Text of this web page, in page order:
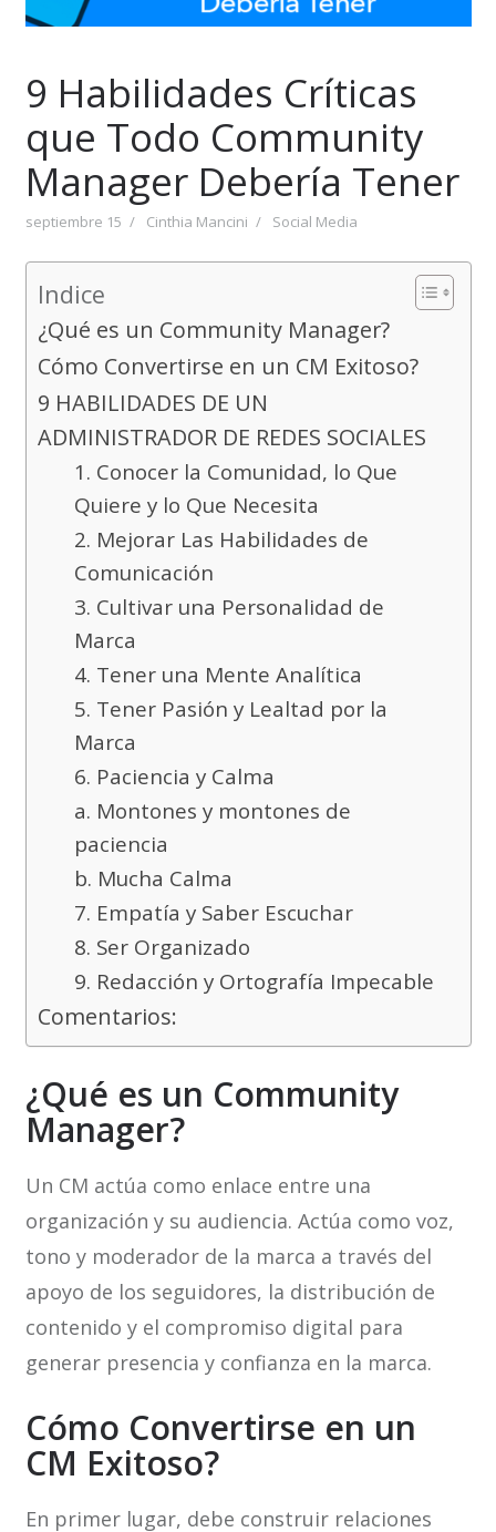
9 Habilidades Críticas
que Todo Community
Manager Debería Tener
septiembre 15 Cinthia Mancini Social Media
Indice
¿Qué es un Community Manager?
Cómo Convertirse en un CM Exitoso?
9 HABILIDADES DE UN
ADMINISTRADOR DE REDES SOCIALES
1. Conocer la Comunidad, lo Que
Quiere y lo Que Necesita
2. Mejorar Las Habilidades de
Comunicación
3. Cultivar una Personalidad de
Marca
4. Tener una Mente Analítica
5. Tener Pasión y Lealtad por la
Marca
6. Paciencia y Calma
a. Montones y montones de
paciencia
b. Mucha Calma
7. Empatía y Saber Escuchar
8. Ser Organizado
9. Redacción y Ortografía Impecable
Comentarios:
¿Qué es un Community
Manager?
Un CM actúa como enlace entre una
organización y su audiencia. Actúa como voz,
tono y moderador de la marca a través del
apoyo de los seguidores, la distribución de
contenido y el compromiso digital para
generar presencia y confianza en la marca.
Cómo Convertirse en un
CM Exitoso?
En primer lugar, debe construir relaciones